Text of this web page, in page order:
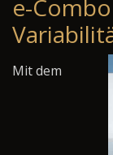
e-
Mit dem